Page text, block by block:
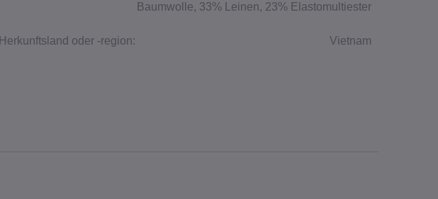
Baumwolle, 33% Leinen, 23% Elastomultiester
Herkunftsland oder -region: Vietnam